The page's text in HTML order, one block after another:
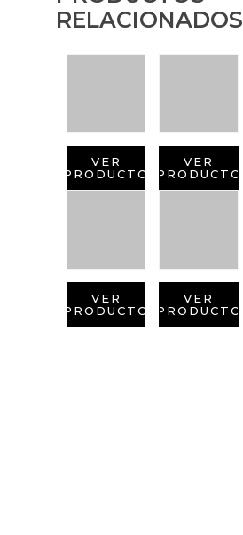
RELACIONADOS
VER
PRODUCTO
VER
PRODUCTO
VER
PRODUCTO
VER
PRODUCTO